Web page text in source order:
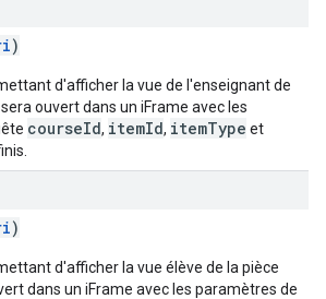
)
d'afficher la vue de l'enseignant de
sera ouvert dans un iFrame avec les
courseId, itemId, itemType et
)
d'afficher la vue élève de la pièce
dans un iFrame avec les paramètres de